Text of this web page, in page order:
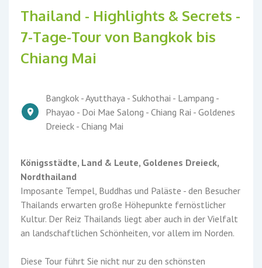
Thailand - Highlights & Secrets -
7-Tage-Tour von Bangkok bis
Chiang Mai
Bangkok - Ayutthaya - Sukhothai - Lampang -
Phayao - Doi Mae Salong - Chiang Rai - Goldenes
Dreieck - Chiang Mai
Königsstädte, Land & Leute, Goldenes Dreieck,
Nordthailand
Imposante Tempel, Buddhas und Paläste - den Besucher
Thailands erwarten große Höhepunkte fernöstlicher
Kultur. Der Reiz Thailands liegt aber auch in der Vielfalt
an landschaftlichen Schönheiten, vor allem im Norden.
Diese Tour führt Sie nicht nur zu den schönsten